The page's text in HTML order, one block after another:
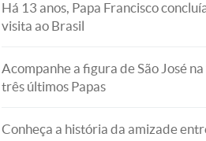
Há 13 anos, Papa Francisco
visita ao Brasil
Acompanhe a figura de São José
três últimos Papas
Conheça a história da amizade